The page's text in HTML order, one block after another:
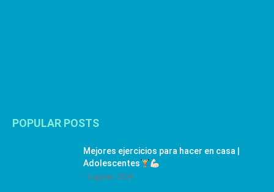
POPULAR POSTS
Mejores ejercicios para hacer en casa |
Adolescentes
12 agosto, 2024